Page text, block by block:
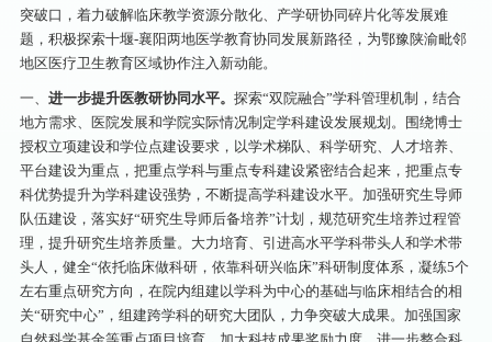
突破口，着力破解临床教学资源分散化、产学研协同碎片化等发展难
题，积极探索十堰-襄阳两地医学教育协同发展新路径，为鄂豫陕渝毗邻
地区医疗卫生教育区域协作注入新动能。
一、 进一步提升医教研协同水平。 探索“双院融合”学科管理机制，结合
地方需求、医院发展和学院实际情况制定学科建设发展规划。围绕博士
授权立项建设和学位点建设要求，以学术梯队、科学研究、人才培养、
平台建设为重点，把重点学科与重点专科建设紧密结合起来，把重点专
科优势提升为学科建设强势，不断提高学科建设水平。加强研究生导师
队伍建设，落实好“研究生导师后备培养”计划，规范研究生培养过程管
理，提升研究生培养质量。大力培育、引进高水平学科带头人和学术带
头人，健全“依托临床做科研，依靠科研兴临床”科研制度体系，凝练5个
左右重点研究方向，在院内组建以学科为中心的基础与临床相结合的相
关“研究中心”，组建跨学科的研究大团队，力争突破大成果。加强国家